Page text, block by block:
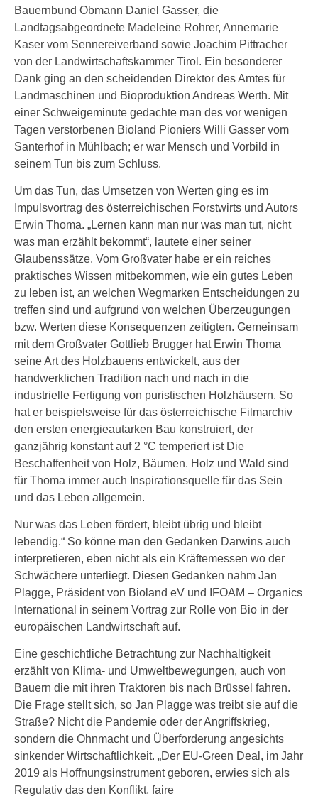
Bauernbund Obmann Daniel Gasser, die
Landtagsabgeordnete Madeleine Rohrer, Annemarie
Kaser vom Sennereiverband sowie Joachim Pittracher
von der Landwirtschaftskammer Tirol. Ein besonderer
Dank ging an den scheidenden Direktor des Amtes für
Landmaschinen und Bioproduktion Andreas Werth. Mit
einer Schweigeminute gedachte man des vor wenigen
Tagen verstorbenen Bioland Pioniers Willi Gasser vom
Santerhof in Mühlbach; er war Mensch und Vorbild in
seinem Tun bis zum Schluss.
Um das Tun, das Umsetzen von Werten ging es im
Impulsvortrag des österreichischen Forstwirts und Autors
Erwin Thoma. „Lernen kann man nur was man tut, nicht
was man erzählt bekommt“, lautete einer seiner
Glaubenssätze. Vom Großvater habe er ein reiches
praktisches Wissen mitbekommen, wie ein gutes Leben
zu leben ist, an welchen Wegmarken Entscheidungen zu
treffen sind und aufgrund von welchen Überzeugungen
bzw. Werten diese Konsequenzen zeitigten. Gemeinsam
mit dem Großvater Gottlieb Brugger hat Erwin Thoma
seine Art des Holzbauens entwickelt, aus der
handwerklichen Tradition nach und nach in die
industrielle Fertigung von puristischen Holzhäusern. So
hat er beispielsweise für das österreichische Filmarchiv
den ersten energieautarken Bau konstruiert, der
ganzjährig konstant auf 2 °C temperiert ist Die
Beschaffenheit von Holz, Bäumen. Holz und Wald sind
für Thoma immer auch Inspirationsquelle für das Sein
und das Leben allgemein.
Nur was das Leben fördert, bleibt übrig und bleibt
lebendig.“ So könne man den Gedanken Darwins auch
interpretieren, eben nicht als ein Kräftemessen wo der
Schwächere unterliegt. Diesen Gedanken nahm Jan
Plagge, Präsident von Bioland eV und IFOAM – Organics
International in seinem Vortrag zur Rolle von Bio in der
europäischen Landwirtschaft auf.
Eine geschichtliche Betrachtung zur Nachhaltigkeit
erzählt von Klima- und Umweltbewegungen, auch von
Bauern die mit ihren Traktoren bis nach Brüssel fahren.
Die Frage stellt sich, so Jan Plagge was treibt sie auf die
Straße? Nicht die Pandemie oder der Angriffskrieg,
sondern die Ohnmacht und Überforderung angesichts
sinkender Wirtschaftlichkeit. „Der EU-Green Deal, im Jahr
2019 als Hoffnungsinstrument geboren, erwies sich als
Regulativ das den Konflikt, faire